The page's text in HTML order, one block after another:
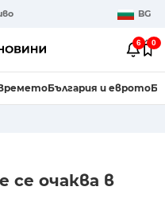
BG
6 0
България и еврото
се очаква в